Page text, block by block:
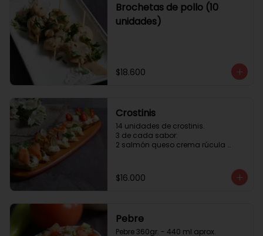
Brochetas de pollo (10
unidades)
$18.600
Crostinis
14 unidades de crostinis.
3 de cada sabor:
2 salmón queso crema rúcula
caramelizada y miel.
3 camaron queso crema rúcula.
$16.000
Pebre
Pebre 360gr. - 440 ml aprox.